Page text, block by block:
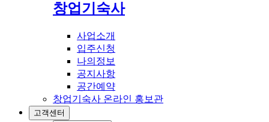
창업기숙사
사업소개
입주신청
나의정보
공지사항
공간예약
창업기숙사 온라인 홍보관
고객센터